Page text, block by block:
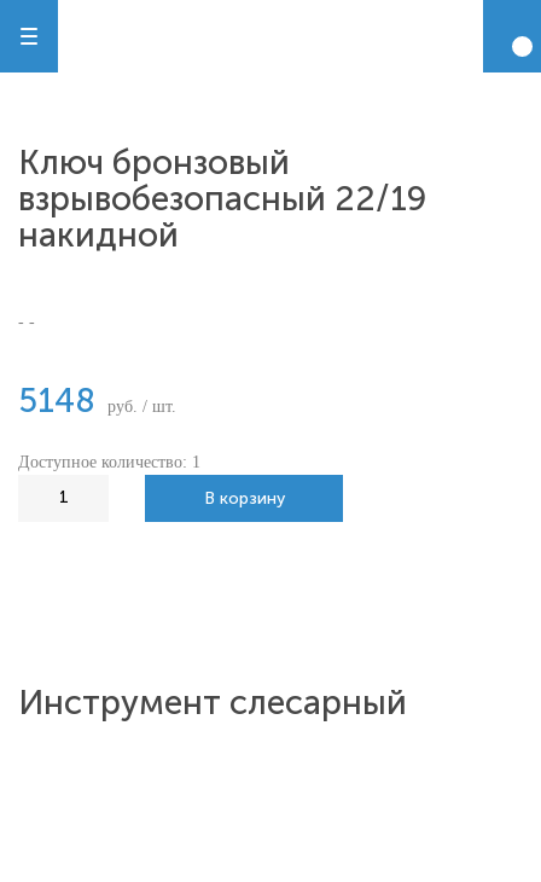
Ключ бронзовый
взрывобезопасный 22/19
накидной
- -
5148 руб. / шт.
Доступное количество: 1
В корзину
Инструмент слесарный